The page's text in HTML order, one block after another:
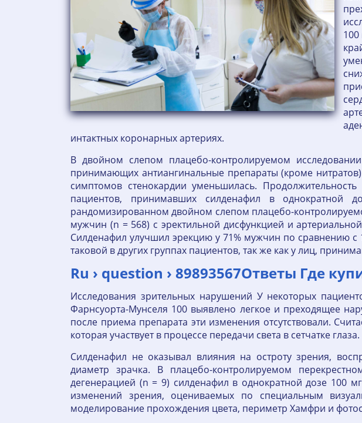
интактных коронарных артериях.
В двойном слепом плацебо-контролируемом
принимающих антиангинальные препараты (кроме
симптомов стенокардии уменьшилась.
пациентов, принимавших силденафил в
рандомизированном двойном слепом плацебо-
мужчин (n = 568) с эректильной дисфункцией и
Силденафил улучшил эрекцию у 71% мужчин по сравнению с
таковой в других группах пациентов, так же как у лиц,
Ru › question › 89893567Ответы Где
Исследования зрительных нарушений У некоторых
Фарнсуорта-Мунселя 100 выявлено легкое и преходящее
после приема препарата эти изменения отсутствовали.
которая участвует в процессе передачи света в сетчатке глаза.
Силденафил не оказывал влияния на остроту зрения,
диаметр зрачка. В плацебо-контролируемом
дегенерацией (n = 9) силденафил в однократной дозе
изменений зрения, оцениваемых по специальным
моделирование прохождения цвета, периметр Хамфри и